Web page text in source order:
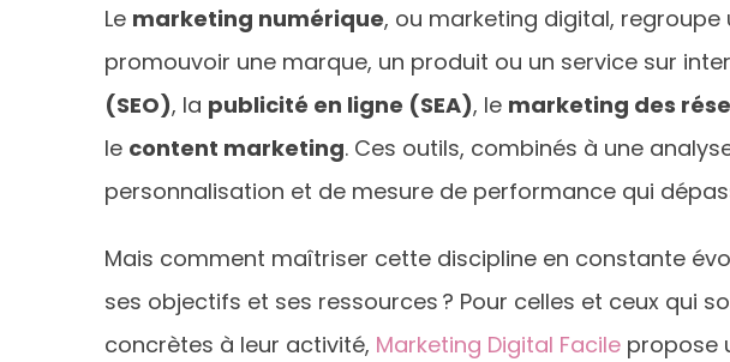
Le marketing numérique, ou marketing digital,
promouvoir une marque, un produit ou un service sur
(SEO), la publicité en ligne (SEA), le marketing des
le content marketing. Ces outils, combinés à une
personnalisation et de mesure de performance qui
Mais comment maîtriser cette discipline en constante
ses objectifs et ses ressources ? Pour celles et ceux qui
concrètes à leur activité, Marketing Digital Facile propose